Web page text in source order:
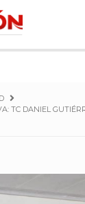
TC DANIEL